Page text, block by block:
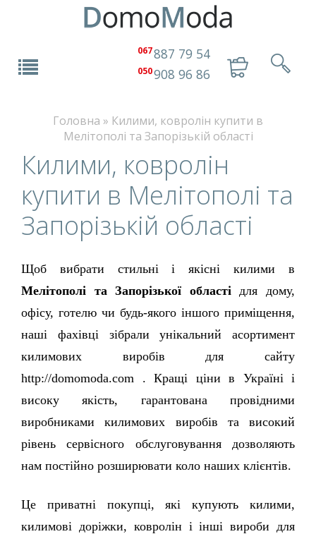
067887 79 54
050908 96 86
Головна » Килими, ковролін купити в
Мелітополі та Запорізькій області
Килими, ковролін
купити в Мелітополі та
Запорізькій області
Мелітополі та Запорізької області для дому,
офісу, готелю чи будь-якого іншого приміщення,
наші фахівці зібрали унікальний асортимент
килимових виробів для сайту
http://domomoda.com . Кращі ціни в Україні і
високу якість, гарантована провідними
виробниками килимових виробів та високий
рівень сервісного обслуговування дозволяють
нам постійно розширювати коло наших клієнтів.
Це приватні покупці, які купують килими,
килимові доріжки, ковролін і інші вироби для